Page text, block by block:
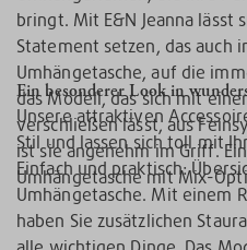
bringt. Mit E&N Jeanna lässt
Statement setzen, das auch
Umhängetasche, auf die
das Modell, das sich mit
verschließen lässt, aus
ist sie angenehm im Griff.
Umhängetasche mit Mix-
Ein besonderer Look in
Unsere attraktiven
Stil und lassen sich toll mit
Einfach und praktisch:
Umhängetasche. Mit einem
haben Sie zusätzlichen